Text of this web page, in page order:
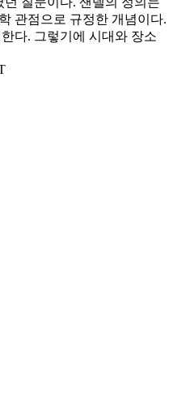
관점으로 규정한 개념이다.
다. 그렇기에 시대와 장소